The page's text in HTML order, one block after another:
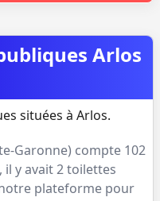
Arlos
situées à Arlos.
Garonne) compte 102
, il y avait2toilettes
plateforme pour